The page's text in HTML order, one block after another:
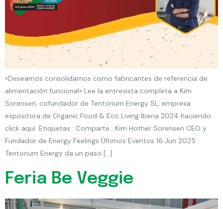
«Deseamos consolidarnos como fabricantes de referencia de
alimentación funcional» Lee la entrevista completa a Kim
Sorensen, cofundador de Tentorium Energy SL, empresa
expositora de Organic Food & Eco Living Iberia 2024 haciendo
click aquí. Etiquetas : Comparte : Kim Hother Sorensen CEO y
Fundador de Energy Feelings Últimos Eventos 16 Jun 2025
Tentorium Energy da un paso […]
Feria Be Veggie